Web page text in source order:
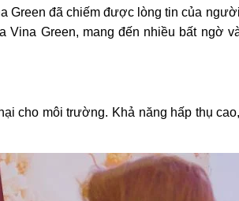
Green đã chiếm được lòng tin của
Green, mang đến nhiều bất ngờ
cho môi trường. Khả năng hấp thụ